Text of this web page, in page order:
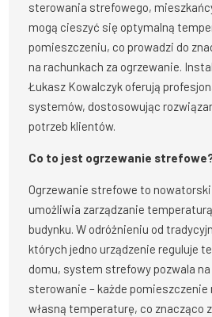
sterowania strefowego,
mogą cieszyć się optymalną
pomieszczeniu, co prowadzi do
na rachunkach za ogrzewanie.
Łukasz Kowalczyk oferują
systemów, dostosowując
potrzeb klientów.
Co to jest ogrzewanie
Ogrzewanie strefowe to
umożliwia zarządzanie
budynku. W odróżnieniu od
których jedno urządzenie reguluje
domu, system strefowy pozwala na
sterowanie – każde pomieszczenie
własną temperaturę, co znacząco